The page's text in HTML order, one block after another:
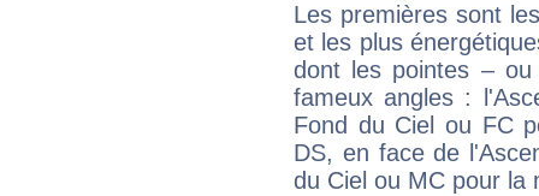
Les premières sont
et les plus
dont les pointes –
fameux angles :
Fond du Ciel ou FC
DS, en face de
du Ciel ou MC pour la